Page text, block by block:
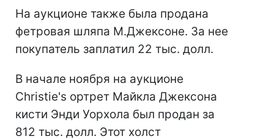
На аукционе также была продана
фетровая шляпа М.Джексоне. За нее
покупатель заплатил 22 тыс. долл.
В начале ноября на аукционе
Christie's ортрет Майкла Джексона
кисти Энди Уорхола был продан за
812 тыс. долл. Этот холст